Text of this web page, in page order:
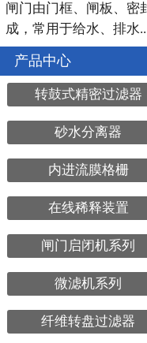
闸门由门框、闸板、密
成，常用于给水、排水..
产品中心
转鼓式精密过滤器
砂水分离器
内进流膜格栅
在线稀释装置
闸门启闭机系列
微滤机系列
纤维转盘过滤器